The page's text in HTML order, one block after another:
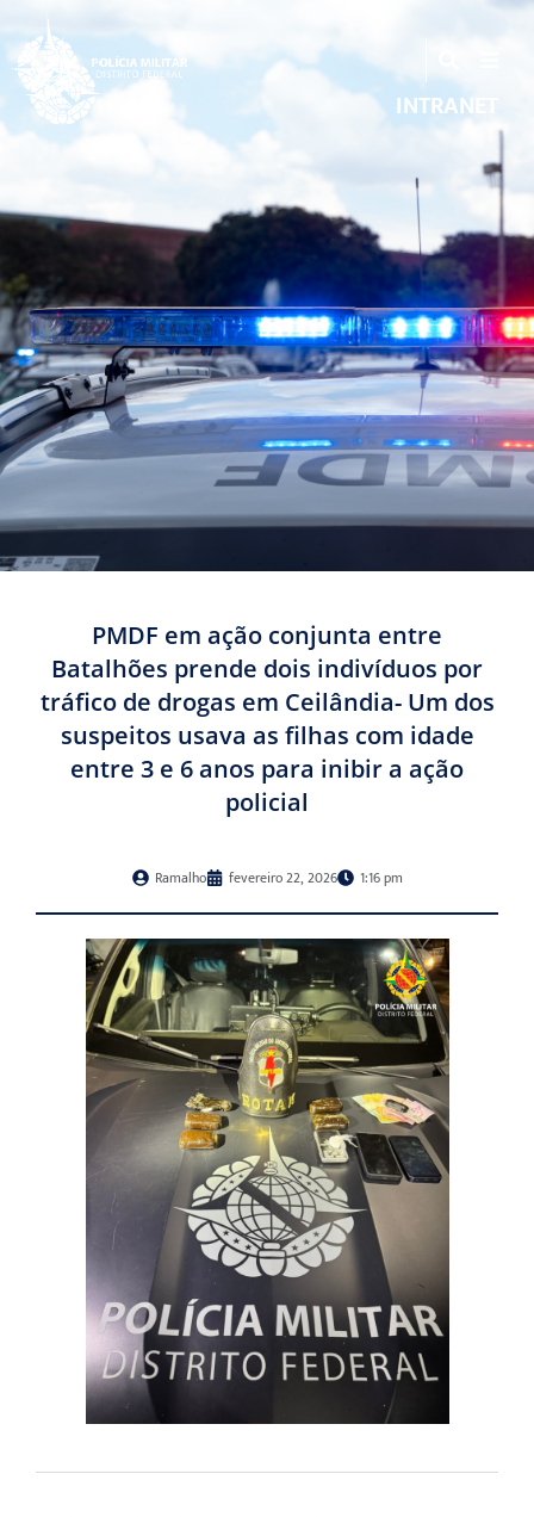
INTRANET
PMDF em ação conjunta entre
Batalhões prende dois indivíduos por
tráfico de drogas em Ceilândia- Um dos
suspeitos usava as filhas com idade
entre 3 e 6 anos para inibir a ação
policial
Ramalho fevereiro 22, 2026 1:16 pm